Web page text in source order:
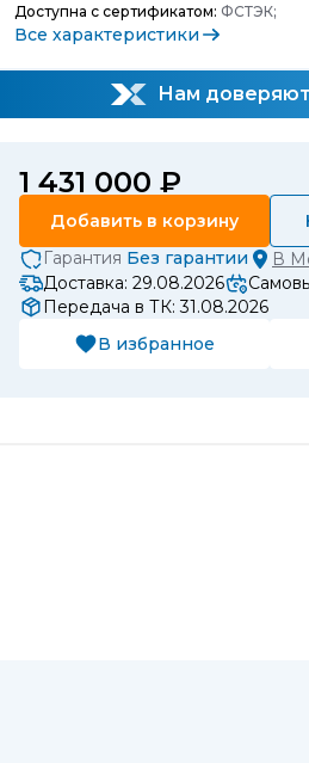
Доступна с сертификатом: ФСТЭК;
Все характеристики
Нам
1 431 000 ₽
Добавить в корзину
Гарантия Без гарантии В
Доставка: 29.08.2026
Передача в ТК: 31.08.2026
В избранное